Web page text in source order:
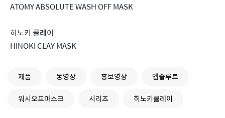
ATOMY ABSOLUTE WASH OFF MASK
히노키 클레이
HINOKI CLAY MASK
제품 동영상 홍보영상
앱솔루트
워시오프마스크
시리즈 히노키클레이